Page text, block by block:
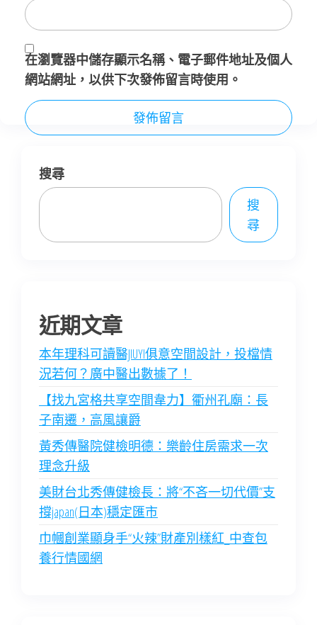
在瀏覽器中儲存顯示名稱、電子郵件地址及個人
網站網址，以供下次發佈留言時使用。
搜尋
搜
尋
近期文章
本年理科可讀醫JIUYI俱意空間設計，投檔情
況若何？廣中醫出數據了！
【找九宮格共享空間韋力】衢州孔廟：長
子南遷，高風讓爵
黃秀傳醫院健檢明德：樂齡住房需求一次
理念升級
美財台北秀傳健檢長：將“不吝一切代價”支
撐japan(日本)穩定匯市
巾幗創業顯身手“火辣”財產別樣紅_中查包
養行情國網